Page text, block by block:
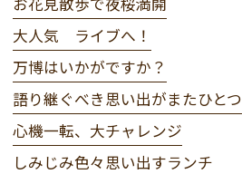
大人気 ライブへ！
万博はいかがですか？
語り継ぐべき思い出がまたひとつ
心機一転、大チャレンジ
しみじみ色々思い出すランチ